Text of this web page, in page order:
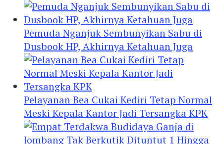
Pemuda Nganjuk Sembunyikan Sabu di
Dusbook HP, Akhirnya Ketahuan Juga
Pelayanan Bea Cukai Kediri Tetap Normal
Meski Kepala Kantor Jadi Tersangka KPK